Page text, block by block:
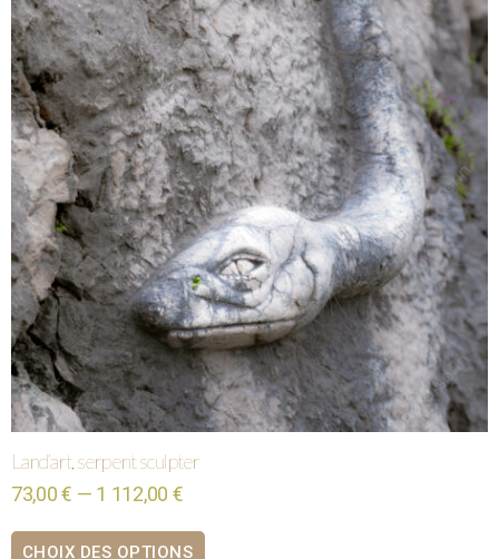
Land’art, serpent sculpter
73,00 € — 1 112,00 €
CHOIX DES OPTIONS